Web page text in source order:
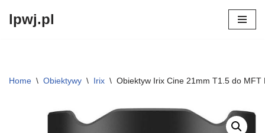
lpwj.pl
Home \ Obiektywy \ Irix \ Obiektyw Irix Cine 21mm T1.5 do MFT